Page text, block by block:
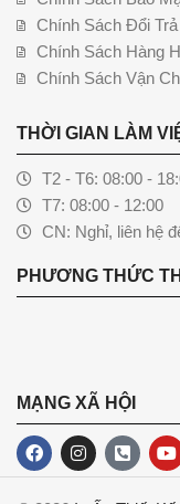
Chính Sách Đổi
Chính Sách Hàng
Chính Sách Vận
THỜI GIAN LÀM
T2 - T6: 08:00 -
T7: 08:00 - 12:00
CN: Nghỉ, liên hệ
PHƯƠNG THỨC
MẠNG XÃ HỘI